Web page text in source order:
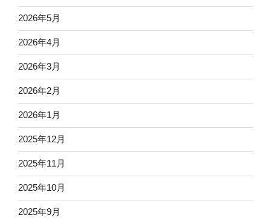
2026年5月
2026年4月
2026年3月
2026年2月
2026年1月
2025年12月
2025年11月
2025年10月
2025年9月